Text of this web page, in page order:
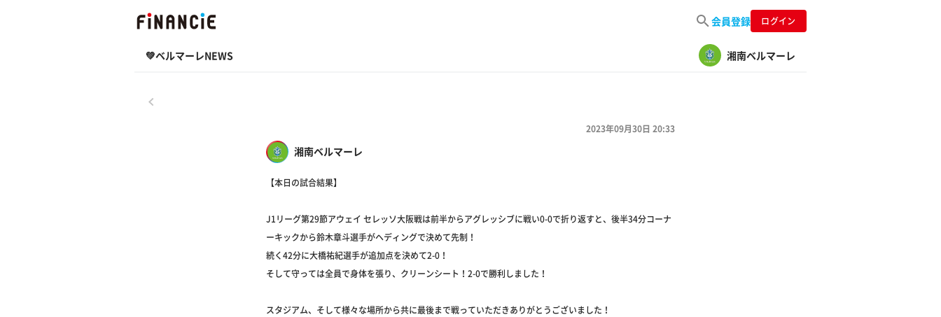
会員登録 ログイン
💚ベルマーレNEWS 湘南ベルマーレ
湘南ベルマーレ
2023年09月30日 20:33
【本日の試合結果】
J1リーグ第29節アウェイ セレッソ大阪戦は前半からアグレッシブに戦い0-0で折り返すと、後半34分コーナ
ーキックから鈴木章斗選手がヘディングで決めて先制！
続く42分に大橋祐紀選手が追加点を決めて2-0！
そして守っては全員で身体を張り、クリーンシート！2-0で勝利しました！
スタジアム、そして様々な場所から共に最後まで戦っていただきありがとうございました！